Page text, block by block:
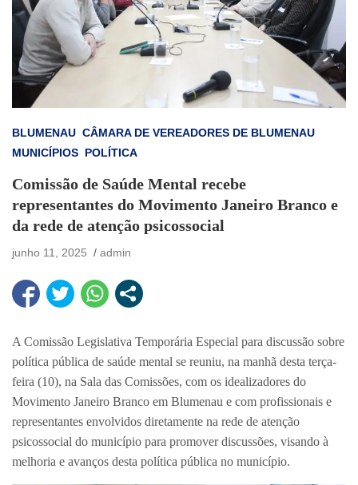
BLUMENAU CÂMARA DE VEREADORES DE BLUMENAU
MUNICÍPIOS POLÍTICA
Comissão de Saúde Mental recebe
representantes do Movimento Janeiro Branco e
da rede de atenção psicossocial
junho 11, 2025 admin
A Comissão Legislativa Temporária Especial para discussão sobre
política pública de saúde mental se reuniu, na manhã desta terça-
feira (10), na Sala das Comissões, com os idealizadores do
Movimento Janeiro Branco em Blumenau e com profissionais e
representantes envolvidos diretamente na rede de atenção
psicossocial do município para promover discussões, visando à
melhoria e avanços desta política pública no município.